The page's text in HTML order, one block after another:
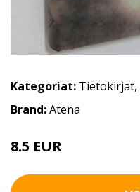
Kategoriat: Tietokirjat,
Brand:Atena
8.5 EUR